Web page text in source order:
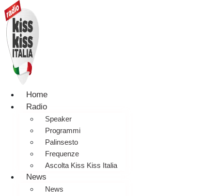
Home
Radio
Speaker
Programmi
Palinsesto
Frequenze
Ascolta Kiss Kiss Italia
News
News